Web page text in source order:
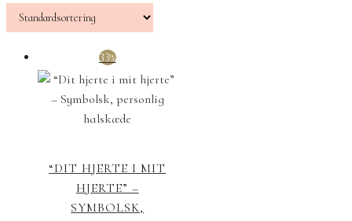
33%
“DIT HJERTE I MIT
HJERTE” –
SYMBOLSK,